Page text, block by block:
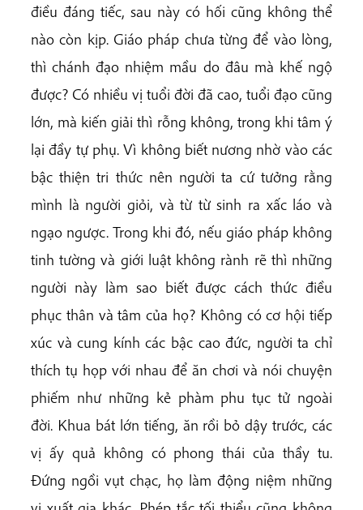
điều đáng tiếc, sau này có hối cũng không thể
nào còn kịp. Giáo pháp chưa từng để vào lòng,
thì chánh đạo nhiệm mầu do đâu mà khế ngộ
được? Có nhiều vị tuổi đời đã cao, tuổi đạo cũng
lớn, mà kiến giải thì rỗng không, trong khi tâm ý
lại đầy tự phụ. Vì không biết nương nhờ vào các
bậc thiện tri thức nên người ta cứ tưởng rằng
mình là người giỏi, và từ từ sinh ra xấc láo và
ngạo ngược. Trong khi đó, nếu giáo pháp không
tinh tường và giới luật không rành rẽ thì những
người này làm sao biết được cách thức điều
phục thân và tâm của họ? Không có cơ hội tiếp
xúc và cung kính các bậc cao đức, người ta chỉ
thích tụ họp với nhau để ăn chơi và nói chuyện
phiếm như những kẻ phàm phu tục tử ngoài
đời. Khua bát lớn tiếng, ăn rồi bỏ dậy trước, các
vị ấy quả không có phong thái của thầy tu.
Đứng ngồi vụt chạc, họ làm động niệm những